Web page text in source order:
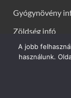
Gyógynövény
Zöldség infó
Gyümölcs infó
A jobb
használunk.